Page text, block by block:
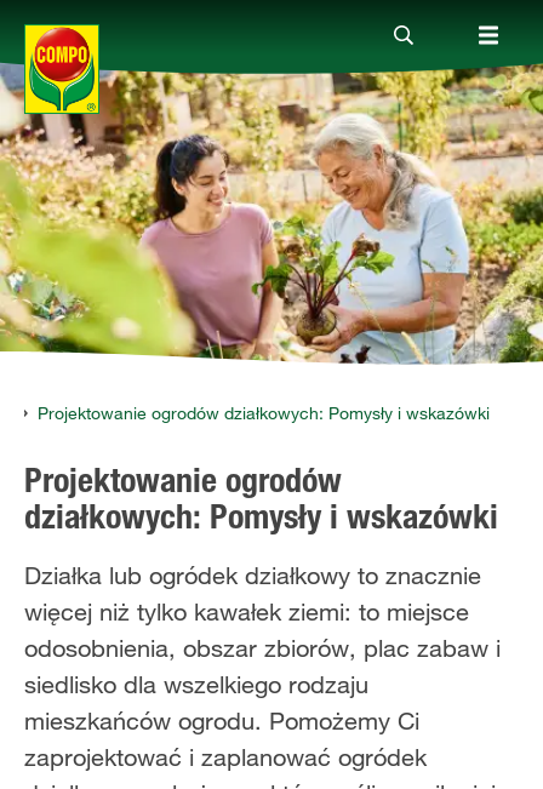
Produkty
Aktualne tematy
Kontakt
O nas
Projektowanie ogrodów działkowych: Pomysły i wskazówki
Projektowanie ogrodów
działkowych: Pomysły i wskazówki
Działka lub ogródek działkowy to znacznie
więcej niż tylko kawałek ziemi: to miejsce
odosobnienia, obszar zbiorów, plac zabaw i
siedlisko dla wszelkiego rodzaju
mieszkańców ogrodu. Pomożemy Ci
zaprojektować i zaplanować ogródek